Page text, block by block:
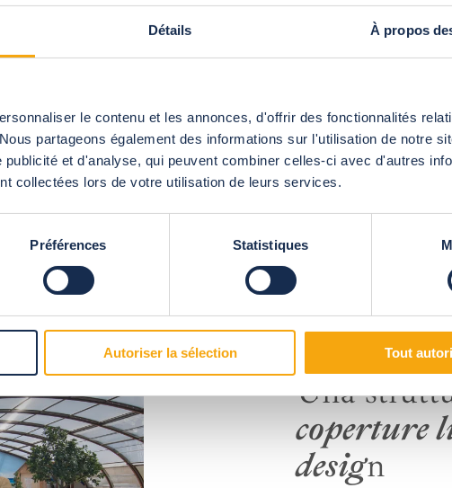
Détails À propos
le contenu et les annonces, d'offrir des fonctionnalités
partageons également des informations sur l'utilisation de notre
et d'analyse, qui peuvent combiner celles-ci avec d'autres
collectées lors de votre utilisation de leurs services.
Préférences Statistiques
Autoriser la sélection Tout
Una
coperture
design